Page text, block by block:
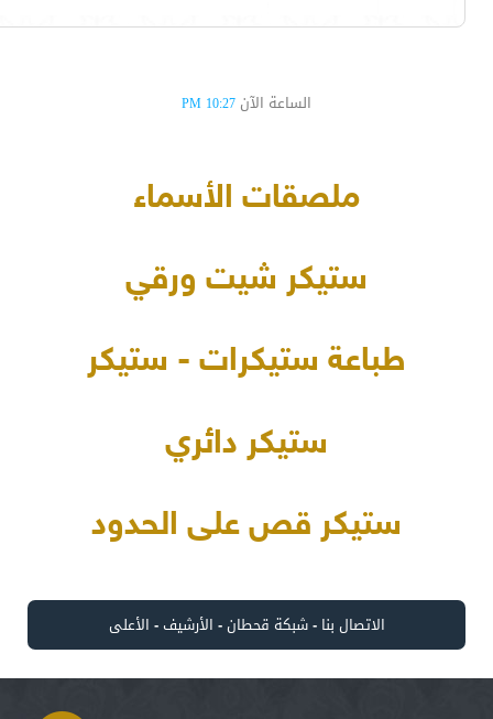
الساعة الآن 10:27 PM
ملصقات الأسماء
ستيكر شيت ورقي
طباعة ستيكرات - ستيكر
ستيكر دائري
ستيكر قص على الحدود
الاتصال بنا -شبكة قحطان- الأرشيف- الأعلى